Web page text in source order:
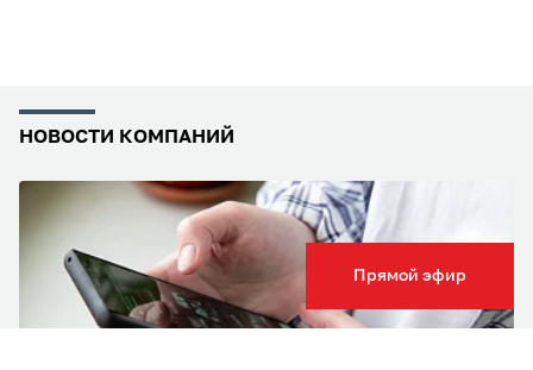
Прямой эфир
НОВОСТИ КОМПАНИЙ